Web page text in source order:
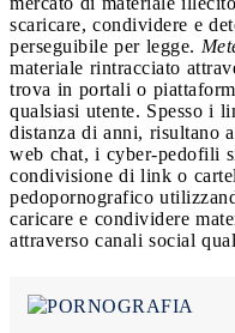
scaricare, condividere e
perseguibile per legge.
materiale rintracciato
trova in portali o
qualsiasi utente. Spesso i
distanza di anni, risultano
web chat, i cyber-pedofili
condivisione di link o
pedopornografico
caricare e condividere
attraverso canali social